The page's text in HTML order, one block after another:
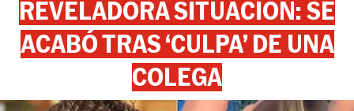
REVELADORA SITUACIÓN: SE
ACABÓ TRAS ‘CULPA’ DE UNA
COLEGA